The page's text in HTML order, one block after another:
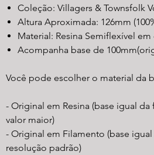
Coleção: Villagers & Townsfolk
Altura Aproximada: 126mm
Material: Resina Semiflexível em
Acompanha base de
Você pode escolher o material da
- Original em Resina (base igual
valor maior)
- Original em Filamento (base
resolução padrão)